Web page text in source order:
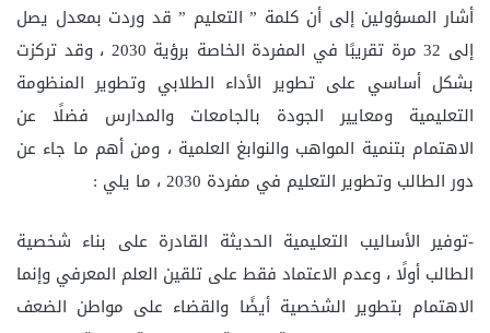
أشار المسؤولين إلى أن كلمة ” التعليم ” قد وردت بمعدل يصل
إلى 32 مرة تقريبًا في المفردة الخاصة برؤية 2030 ، وقد تركزت
بشكل أساسي على تطوير الأداء الطلابي وتطوير المنظومة
التعليمية ومعايير الجودة بالجامعات والمدارس فضلًا عن
الاهتمام بتنمية المواهب والنوابغ العلمية ، ومن أهم ما جاء عن
دور الطالب وتطوير التعليم في مفردة 2030 ، ما يلي :
-توفير الأساليب التعليمية الحديثة القادرة على بناء شخصية
الطالب أولًا ، وعدم الاعتماد فقط على تلقين العلم المعرفي وإنما
الاهتمام بتطوير الشخصية أيضًا والقضاء على مواطن الضعف